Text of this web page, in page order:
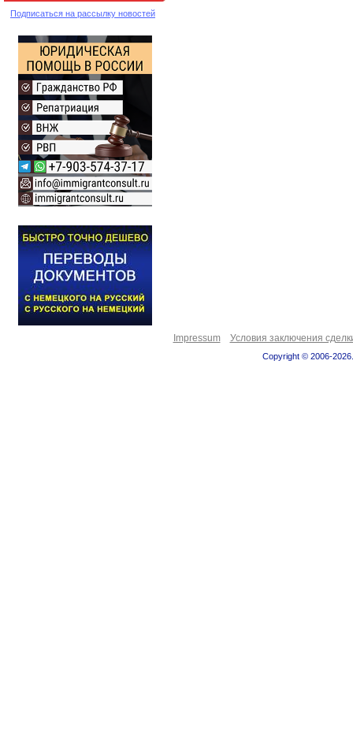
Подписаться на рассылку новостей
Impressum Условия заключения
Copyright © 2006-